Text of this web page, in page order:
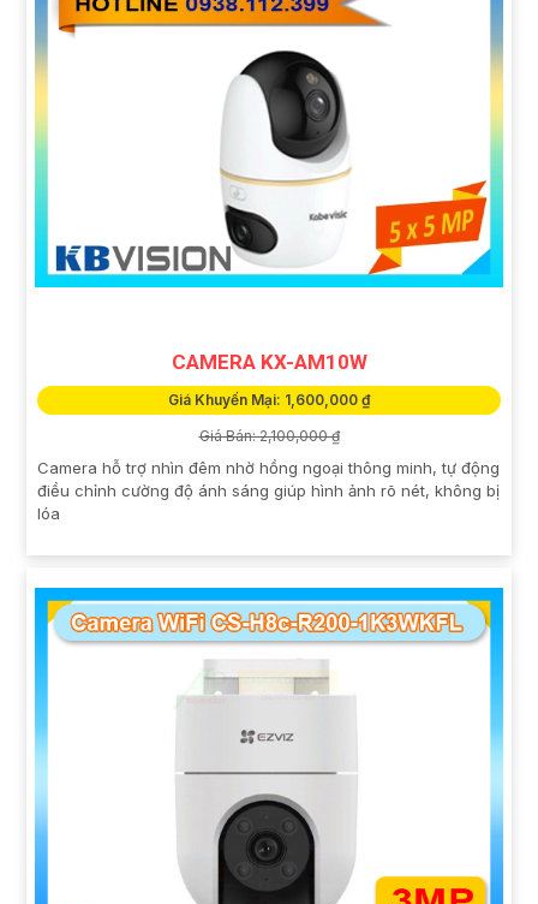
CAMERA KX-AM10W
Giá Khuyến Mại: 1,600,000 ₫
Giá Bán: 2,100,000 ₫
Camera hỗ trợ nhìn đêm nhờ hồng ngoại thông minh, tự động
điều chỉnh cường độ ánh sáng giúp hình ảnh rõ nét, không bị
lóa